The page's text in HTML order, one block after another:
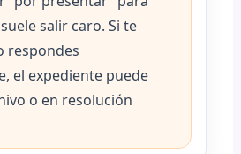
salir caro. Si te
respondes
el expediente puede
o en resolución